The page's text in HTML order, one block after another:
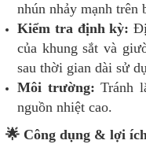
nhún nhảy mạnh trên
Kiểm tra định kỳ:
của khung sắt và
sau thời gian dài sử
Môi trường: Tránh
nguồn nhiệt cao.
🌟 Công dụng & lợi